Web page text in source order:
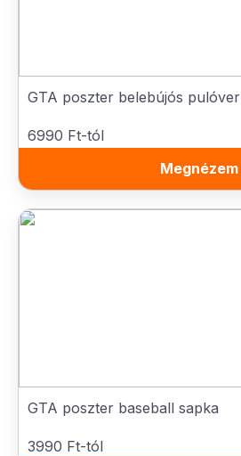
GTA poszter belebújós pulóver
6990 Ft-tól
Megnézem
GTA poszter baseball sapka
3990 Ft-tól